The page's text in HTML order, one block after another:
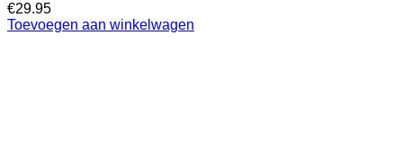
€29.95
Toevoegen aan winkelwagen